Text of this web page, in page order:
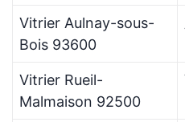
Vitrier Aulnay-sous-
Bois 93600
Vitrier Rueil-
Malmaison 92500